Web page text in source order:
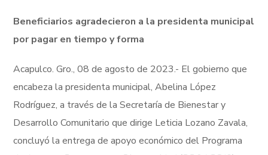
Beneficiarios agradecieron a la presidenta municipal
por pagar en tiempo y forma
Acapulco. Gro., 08 de agosto de 2023.- El gobierno que
encabeza la presidenta municipal, Abelina López
Rodríguez, a través de la Secretaría de Bienestar y
Desarrollo Comunitario que dirige Leticia Lozano Zavala,
concluyó la entrega de apoyo económico del Programa